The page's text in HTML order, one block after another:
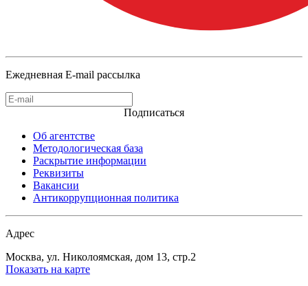
Ежедневная E-mail рассылка
Подписаться
Об агентстве
Методологическая база
Раскрытие информации
Реквизиты
Вакансии
Антикоррупционная политика
Адрес
Москва, ул. Николоямская, дом 13, стр.2
Показать на карте